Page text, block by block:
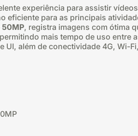
experiência para assistir
eficiente para as principais
50MP, registra imagens com ótima
mais tempo de uso entre
além de conectividade 4G,